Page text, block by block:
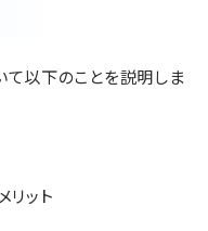
以下のことを説明しま
リット